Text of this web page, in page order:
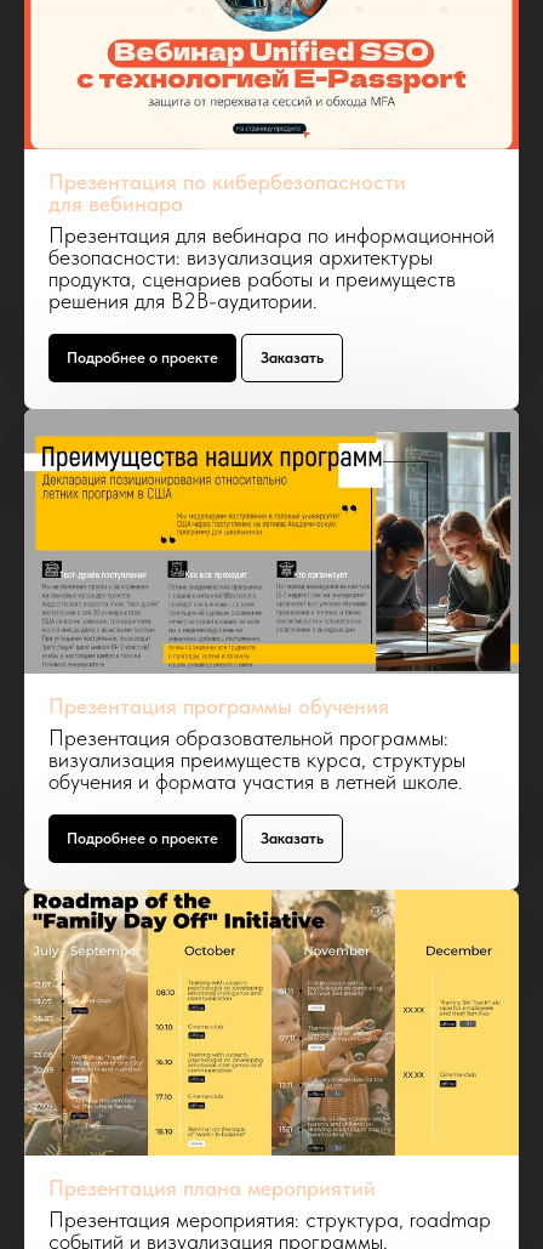
Презентация по кибербезопасности
для вебинара
Презентация для вебинара по информационной
безопасности: визуализация архитектуры
продукта, сценариев работы и преимуществ
решения для B2B-аудитории.
Подробнее о проекте Заказать
Презентация программы обучения
Презентация образовательной программы:
визуализация преимуществ курса, структуры
обучения и формата участия в летней школе.
Подробнее о проекте Заказать
Презентация плана мероприятий
Презентация мероприятия: структура, roadmap
событий и визуализация программы.